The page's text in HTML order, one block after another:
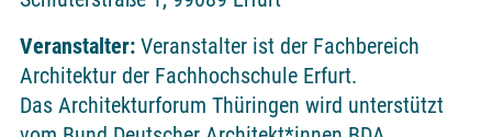
Veranstalter: Veranstalter ist der Fachbereich
Architektur der Fachhochschule Erfurt.
Das Architekturforum Thüringen wird unterstützt